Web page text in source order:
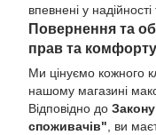
впевнені у
Повернення та
прав та комфорту
Ми цінуємо кожного
нашому магазині
Відповідно до
споживачів" , ви